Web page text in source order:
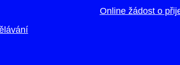
Online žádost o